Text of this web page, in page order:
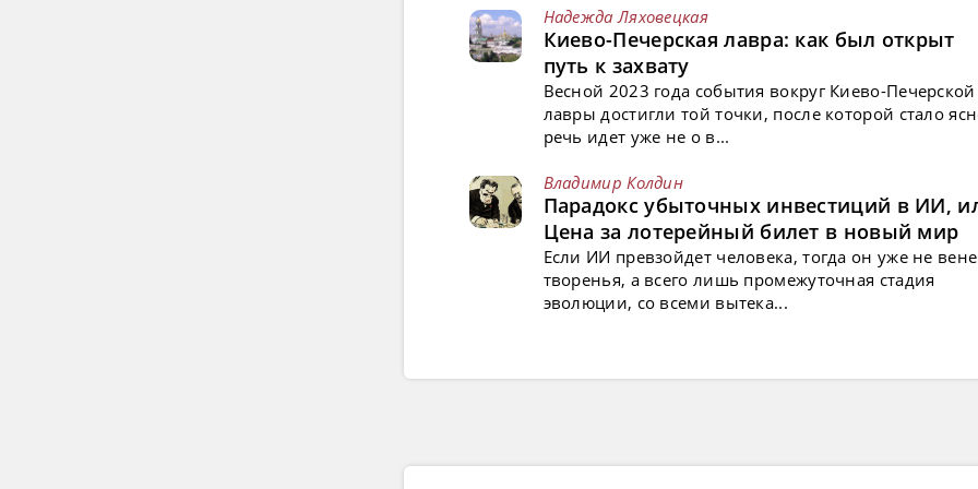
Надежда Ляховецкая
Киево-Печерская лавра: как был открыт
путь к захвату
Весной 2023 года события вокруг Киево-Печерской
лавры достигли той точки, после которой стало
речь идет уже не о в...
Владимир Колдин
Парадокс убыточных инвестиций в ИИ,
Цена за лотерейный билет в новый мир
Если ИИ превзойдет человека, тогда он уже не
творенья, а всего лишь промежуточная стадия
эволюции, со всеми вытека...